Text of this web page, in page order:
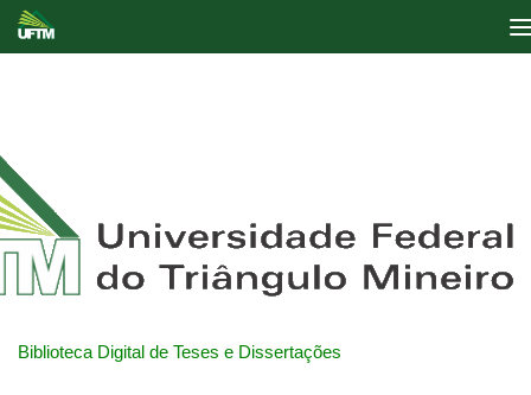
Biblioteca Digital de Teses e Dissertações